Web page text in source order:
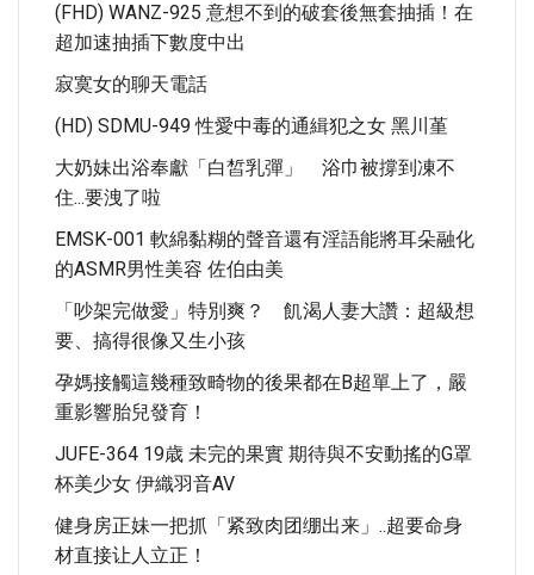
(FHD) WANZ-925 意想不到的破套後無套抽插！在
超加速抽插下數度中出
寂寞女的聊天電話
(HD) SDMU-949 性愛中毒的通緝犯之女 黑川堇
大奶妹出浴奉獻「白皙乳彈」 浴巾被撐到凍不
住...要洩了啦
EMSK-001 軟綿黏糊的聲音還有淫語能將耳朵融化
的ASMR男性美容 佐伯由美
「吵架完做愛」特別爽？ 飢渴人妻大讚：超級想
要、搞得很像又生小孩
孕媽接觸這幾種致畸物的後果都在B超單上了，嚴
重影響胎兒發育！
JUFE-364 19歳 未完的果實 期待與不安動搖的G罩
杯美少女 伊織羽音AV
健身房正妹一把抓「紧致肉团绷出来」..超要命身
材直接让人立正！